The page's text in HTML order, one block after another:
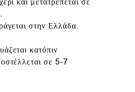
και μετατρέπεται σε
στην Ελλάδα.
κατόπιν
σε 5-7